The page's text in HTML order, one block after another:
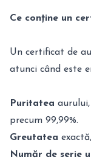
Ce conține un
Un certificat de
atunci când este
Puritatea
precum 99,99%.
Greutatea
Număr de serie